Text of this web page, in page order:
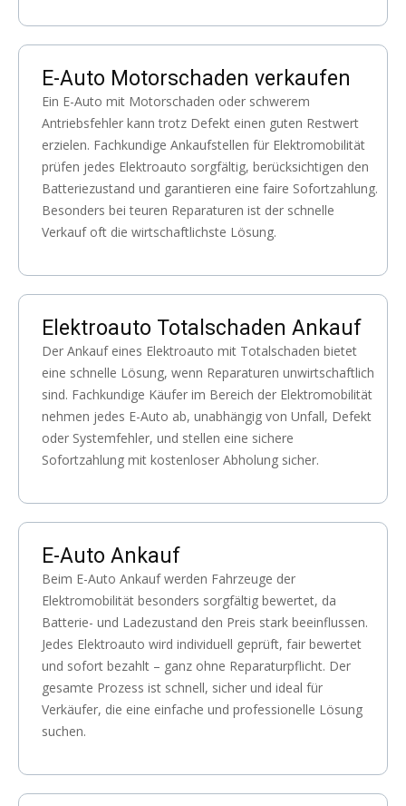
E-Auto Motorschaden verkaufen
Ein E-Auto mit Motorschaden oder schwerem
Antriebsfehler kann trotz Defekt einen guten Restwert
erzielen. Fachkundige Ankaufstellen für Elektromobilität
prüfen jedes Elektroauto sorgfältig, berücksichtigen den
Batteriezustand und garantieren eine faire Sofortzahlung.
Besonders bei teuren Reparaturen ist der schnelle
Verkauf oft die wirtschaftlichste Lösung.
Elektroauto Totalschaden Ankauf
Der Ankauf eines Elektroauto mit Totalschaden bietet
eine schnelle Lösung, wenn Reparaturen unwirtschaftlich
sind. Fachkundige Käufer im Bereich der Elektromobilität
nehmen jedes E-Auto ab, unabhängig von Unfall, Defekt
oder Systemfehler, und stellen eine sichere
Sofortzahlung mit kostenloser Abholung sicher.
E-Auto Ankauf
Beim E-Auto Ankauf werden Fahrzeuge der
Elektromobilität besonders sorgfältig bewertet, da
Batterie- und Ladezustand den Preis stark beeinflussen.
Jedes Elektroauto wird individuell geprüft, fair bewertet
und sofort bezahlt – ganz ohne Reparaturpflicht. Der
gesamte Prozess ist schnell, sicher und ideal für
Verkäufer, die eine einfache und professionelle Lösung
suchen.